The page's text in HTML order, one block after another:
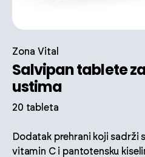
Zona Vital
Salvipan tablete
ustima
20 tableta
Dodatak prehrani koji sadrži
vitamin C i pantotensku